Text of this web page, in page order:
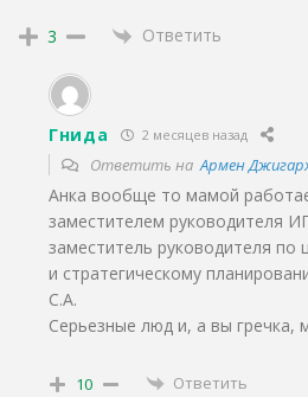
3 Ответить
Гнида 2 месяцев назад
Ответить наАрмен
Анка вообще то мамой
заместителем руководителя
заместитель руководителя по
и стратегическому
С.А.
Серьезные люд и, а вы гречка,
10 Ответить